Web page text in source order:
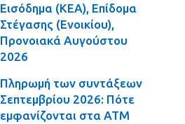
Εισόδημα (ΚΕΑ), Επίδομα
Στέγασης (Ενοικίου),
Προνοιακά Αυγούστου
2026
Πληρωμή των συντάξεων
Σεπτεμβρίου 2026: Πότε
εμφανίζονται στα ΑΤΜ